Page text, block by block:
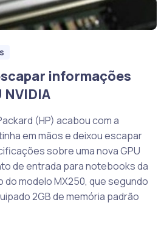
informações
NVIDIA
(HP) acabou com a
em mãos e deixou escapar
sobre uma nova GPU
de entrada para notebooks da
do modelo MX250, que segundo
2GB de memória padrão